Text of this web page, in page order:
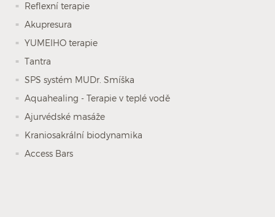
Reflexní terapie
Akupresura
YUMEIHO terapie
Tantra
SPS systém MUDr. Smíška
Aquahealing - Terapie v teplé vodě
Ajurvédské masáže
Kraniosakrální biodynamika
Access Bars